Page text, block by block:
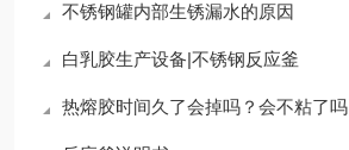
不锈钢罐内部生锈漏水的原因
白乳胶生产设备|不锈钢反应釜
热熔胶时间久了会掉吗？会不粘了吗